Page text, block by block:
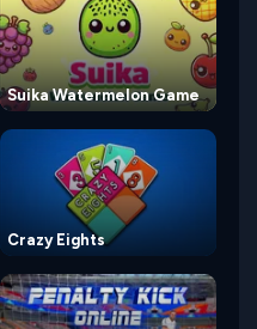
Suika Watermelon Game
Crazy Eights